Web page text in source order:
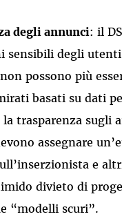
degli annunci: il
degli
possono più
basati su dati
trasparenza sugli
assegnare
e
divieto di
“modelli scuri”.